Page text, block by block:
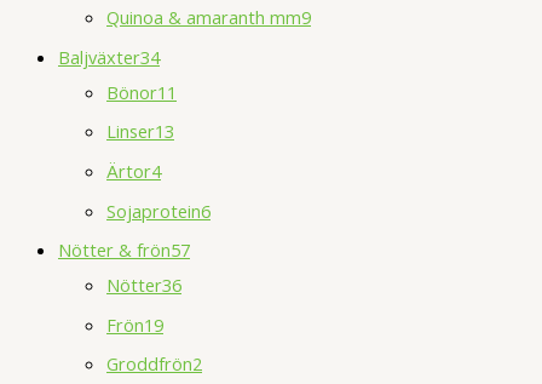
Quinoa & amaranth mm9
Baljväxter34
Bönor11
Linser13
Ärtor4
Sojaprotein6
Nötter & frön57
Nötter36
Frön19
Groddfrön2